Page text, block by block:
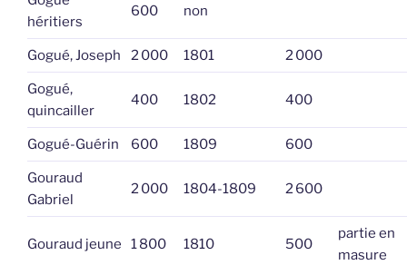
héritiers
600 non
Gogué, Joseph 2 000 1801 2 000
Gogué,
quincailler
400 1802 400
Gogué-Guérin 600 1809 600
Gouraud
Gabriel
2 000 1804-1809 2 600
Gouraud jeune 1 800 1810 500
partie en
masure